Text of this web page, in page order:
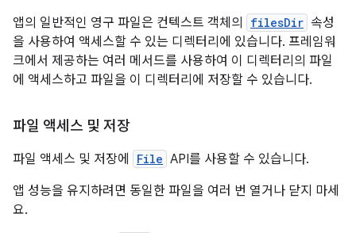
앱의 일반적인 영구 파일은 컨텍스트 객체의 filesDir 속성
을 사용하여 액세스할 수 있는 디렉터리에 있습니다. 프레임워
크에서 제공하는 여러 메서드를 사용하여 이 디렉터리의 파일
에 액세스하고 파일을 이 디렉터리에 저장할 수 있습니다.
파일 액세스 및 저장
파일 액세스 및 저장에 File API를 사용할 수 있습니다.
앱 성능을 유지하려면 동일한 파일을 여러 번 열거나 닫지 마세
요.